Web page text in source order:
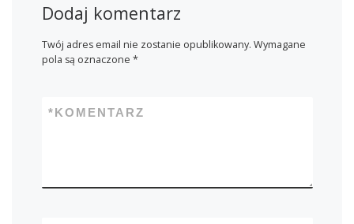
Dodaj komentarz
Twój adres email nie zostanie opublikowany. Wymagane
pola są oznaczone *
KOMENTARZ
*